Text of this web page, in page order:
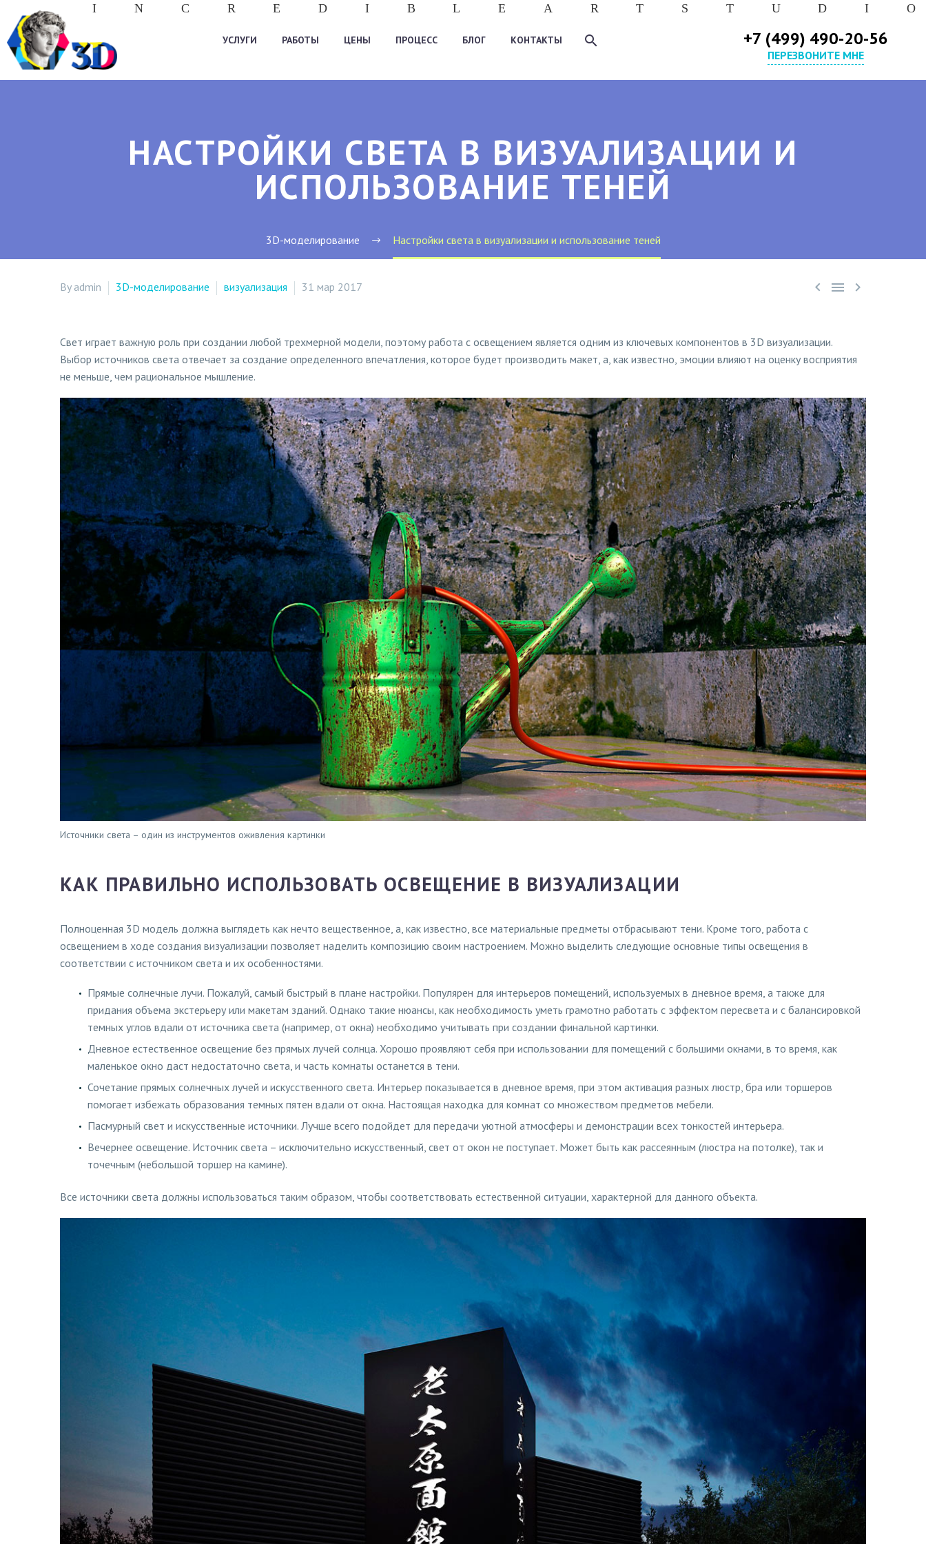
I N C R E D I B L E A R T S T U D I O
УСЛУГИ РАБОТЫ ЦЕНЫ ПРОЦЕСС БЛОГ КОНТАКТЫ +7 (499) 490-20-56
ПЕРЕЗВОНИТЕ МНЕ
НАСТРОЙКИ СВЕТА В ВИЗУАЛИЗАЦИИ И
ИСПОЛЬЗОВАНИЕ ТЕНЕЙ
3D-моделирование Настройки света в визуализации и использование теней
  
By admin 3D-моделирование визуализация 31 мар 2017
Свет играет важную роль при создании любой трехмерной модели, поэтому работа с освещением является одним из ключевых компонентов в 3D визуализации.
Выбор источников света отвечает за создание определенного впечатления, которое будет производить макет, а, как известно, эмоции влияют на оценку восприятия
не меньше, чем рациональное мышление.
Источники света – один из инструментов оживления картинки
КАК ПРАВИЛЬНО ИСПОЛЬЗОВАТЬ ОСВЕЩЕНИЕ В ВИЗУАЛИЗАЦИИ
Полноценная 3D модель должна выглядеть как нечто вещественное, а, как известно, все материальные предметы отбрасывают тени. Кроме того, работа с
освещением в ходе создания визуализации позволяет наделить композицию своим настроением. Можно выделить следующие основные типы освещения в
соответствии с источником света и их особенностями.
Прямые солнечные лучи. Пожалуй, самый быстрый в плане настройки. Популярен для интерьеров помещений, используемых в дневное время, а также для
придания объема экстерьеру или макетам зданий. Однако такие нюансы, как необходимость уметь грамотно работать с эффектом пересвета и с балансировкой
темных углов вдали от источника света (например, от окна) необходимо учитывать при создании финальной картинки.
Дневное естественное освещение без прямых лучей солнца. Хорошо проявляют себя при использовании для помещений с большими окнами, в то время, как
маленькое окно даст недостаточно света, и часть комнаты останется в тени.
Сочетание прямых солнечных лучей и искусственного света. Интерьер показывается в дневное время, при этом активация разных люстр, бра или торшеров
помогает избежать образования темных пятен вдали от окна. Настоящая находка для комнат со множеством предметов мебели.
Пасмурный свет и искусственные источники. Лучше всего подойдет для передачи уютной атмосферы и демонстрации всех тонкостей интерьера.
Вечернее освещение. Источник света – исключительно искусственный, свет от окон не поступает. Может быть как рассеянным (люстра на потолке), так и
точечным (небольшой торшер на камине).
Все источники света должны использоваться таким образом, чтобы соответствовать естественной ситуации, характерной для данного объекта.